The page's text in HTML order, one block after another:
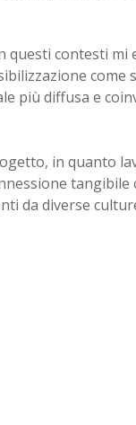
questi contesti mi
come
più diffusa e
in quanto
tangibile
da diverse